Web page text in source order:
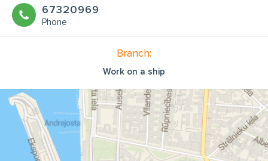
67320969
Phone
Branch:
Work on a ship